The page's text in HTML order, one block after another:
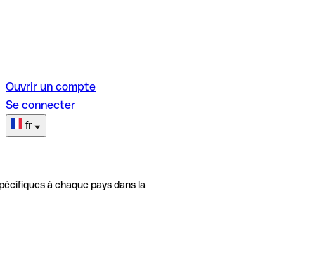
Ouvrir un compte
Se connecter
fr
à chaque pays dans la